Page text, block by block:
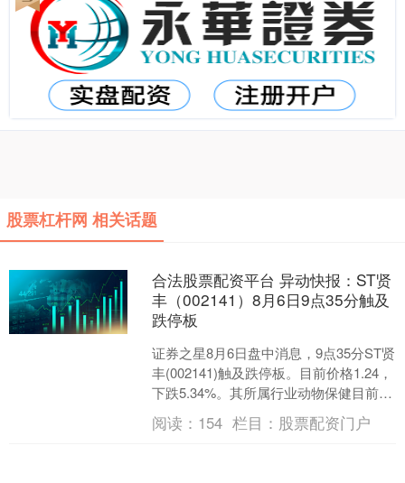
股票杠杆网 相关话题
合法股票配资平台 异动快报：ST贤
丰（002141）8月6日9点35分触及
跌停板
证券之星8月6日盘中消息，9点35分ST贤
丰(002141)触及跌停板。目前价格1.24，
下跌5.34%。其所属行业动物保健目前上
涨。领涨股为绿康生化。该股为锂....
阅读： 154 栏目： 股票配资门户